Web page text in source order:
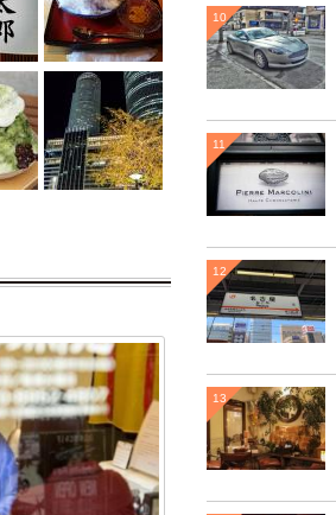
10
11
12
13